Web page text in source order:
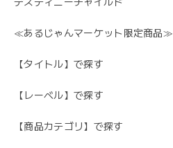
≪あるじゃんマーケット限定商品≫
【タイトル】で探す
【レーベル】で探す
【商品カテゴリ】で探す